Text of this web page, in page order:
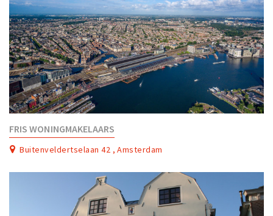
FRIS WONINGMAKELAARS
Buitenveldertselaan 42 , Amsterdam